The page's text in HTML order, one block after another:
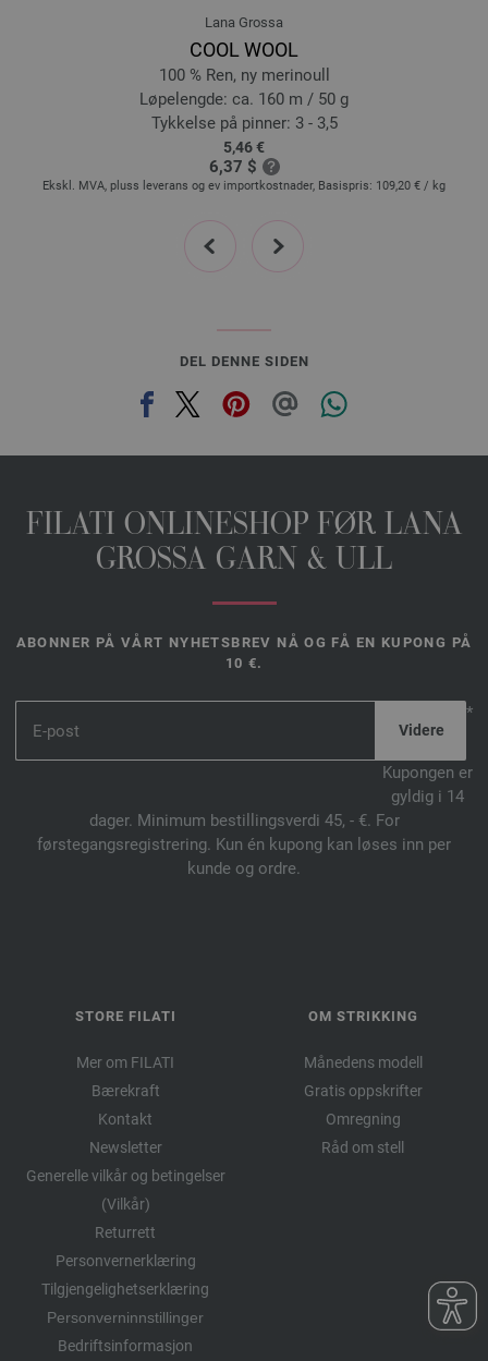
24-jeans | EAN: 4033493355605
25-korall | EAN: 4033493355612
26-orkide | EAN: 4033493355629
27-safrangul | EAN: 4033493355636
28-karri | EAN: 4033493355643
Lana Grossa
COOL WOOL
100 % Ren, ny merinoull
Løpelengde: ca. 160 m / 50 g
Tykkelse på pinner: 3 - 3,5
5,46 €
6,37 $
Ekskl. MVA, pluss leverans og ev importkostnader, Basispris: 109,20 € / kg
prev next
DEL DENNE SIDEN
FILATI ONLINESHOP FØR LANA
GROSSA GARN & ULL
ABONNER PÅ VÅRT NYHETSBREV NÅ OG FÅ EN KUPONG PÅ
10 €.
*
Kupongen er
gyldig i 14
dager. Minimum bestillingsverdi 45, - €. For
førstegangsregistrering. Kun én kupong kan løses inn per
kunde og ordre.
STORE FILATI
Mer om FILATI
Bærekraft
Kontakt
Newsletter
Generelle vilkår og betingelser
(Vilkår)
Returrett
Personvernerklæring
Tilgjengelighetserklæring
Personverninnstillinger
Bedriftsinformasjon
OM STRIKKING
Månedens modell
Gratis oppskrifter
Omregning
Råd om stell